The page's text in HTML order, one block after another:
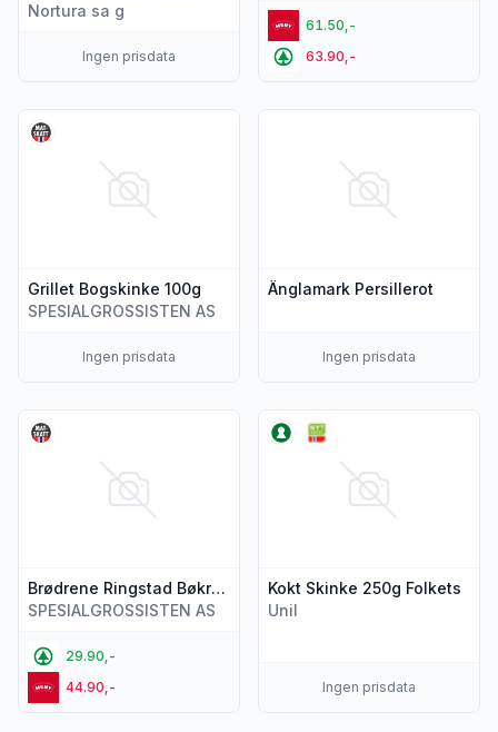
Nortura sa g
Ingen prisdata
61.50,-
63.90,-
Grillet Bogskinke 100g
SPESIALGROSSISTEN AS
Ingen prisdata
Vis flere detaljer for produktet "Grillet Bogskinke 100g"
Änglamark Persillerot
Ingen prisdata
Brødrene Ringstad Bøkrøkt Bogskinke 100g
SPESIALGROSSISTEN AS
29.90,-
44.90,-
Vis flere detaljer for produktet "Brødrene Ringstad Bøkrøkt
Kokt Skinke 250g Folkets
Unil
Ingen prisdata
Vis flere detaljer for